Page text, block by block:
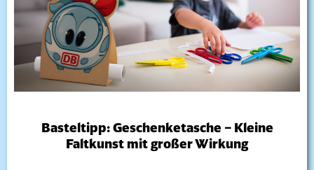
Basteltipp: Geschenketasche – Kleine
Faltkunst mit großer Wirkung